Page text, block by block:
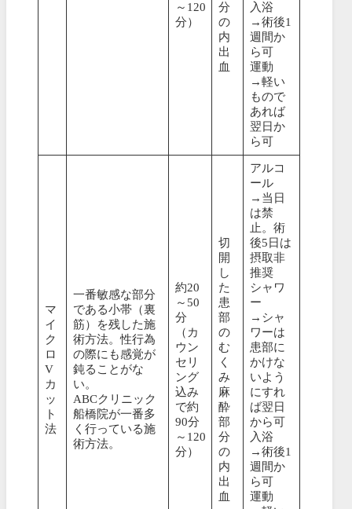
～120
分）
分
の
内
出
血
入浴
→術後1
週間か
ら可
運動
→軽い
もので
あれば
翌日か
ら可
マ
イ
ク
ロ
V
カ
ッ
ト
法
一番敏感な部分
である小帯（裏
筋）を残した施
術方法。性行為
の際にも感覚が
鈍ることがな
い。
ABCクリニック
船橋院が一番多
く行っている施
術方法。
約20
～50
分
（カ
ウン
セリ
ング
込み
で約
90分
～120
分）
切
開
し
た
患
部
の
む
く
み
麻
酔
部
分
の
内
出
血
アルコ
ール
→当日
は禁
止。術
後5日は
摂取非
推奨
シャワ
ー
→シャ
ワーは
患部に
かけな
いよう
にすれ
ば翌日
から可
入浴
→術後1
週間か
ら可
運動